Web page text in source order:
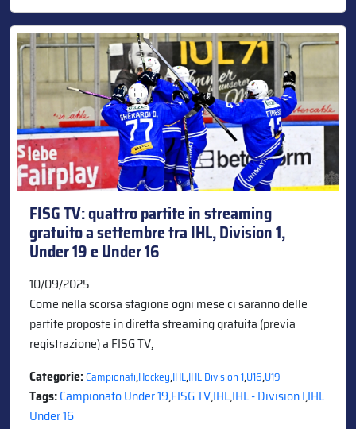
FISG TV: quattro partite in streaming
gratuito a settembre tra IHL, Division 1,
Under 19 e Under 16
10/09/2025
Come nella scorsa stagione ogni mese ci saranno delle
partite proposte in diretta streaming gratuita (previa
registrazione) a FISG TV,
Categorie:Campionati,Hockey,IHL,IHL Division 1,U16,U19
Tags:Campionato Under 19,FISG TV,IHL,IHL - Division I,IHL
Under 16